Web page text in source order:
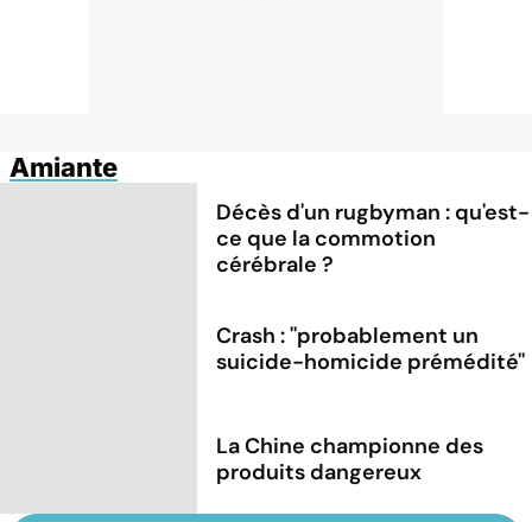
Amiante
Décès d'un rugbyman : qu'est-
ce que la commotion
cérébrale ?
Crash : ''probablement un
suicide-homicide prémédité''
La Chine championne des
produits dangereux